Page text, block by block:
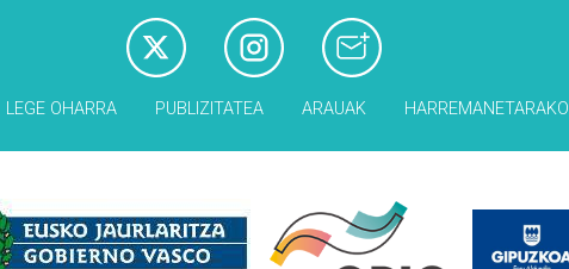
LEGE OHARRA PUBLIZITATEA ARAUAK HARREMANETARAKO